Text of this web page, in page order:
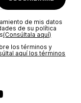
de mis datos
de su política
(Consúltala aquí)
los términos y
aquí los términos